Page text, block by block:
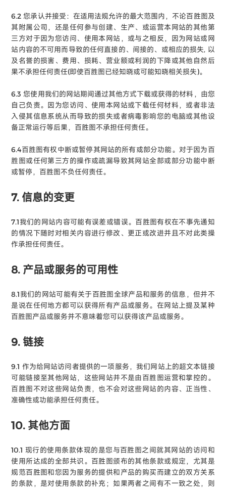
6.2 您承认并接受：在适用法规允许的最大范围内，不论百胜图及
其附属公司，还是任何参与创建、生产、或运营本网站的其他第
三方对于因为您访问、使用本网站，或与之相反，因为网站或网
站内容的不可用而导致的任何直接的、间接的、或相应的损失, 以
及名誉的损害、费用、损耗、营业额或利润的下降或其他自然后
果不承担任何责任(即使百胜图已经知晓或可能知晓相关损失)。
6.3 您使用我们的网站期间通过其他方式下载或获得的材料，由您
自己负责。因为您访问、使用本网站或下载任何材料，或者非法
入侵其信息系统从而导致的损失或者病毒影响您的电脑或其他设
备正常运行等后果，百胜图不承担任何责任。
6.4百胜图有权中断或暂停其网站的所有或部分功能。对于因为百
胜图或任何第三方的操作或疏漏导致其网站全部或部分功能中断
或暂停，百胜图不负任何责任。
7. 信息的变更
7.1我们的网站内容可能有误差或错误。百胜图有权在不事先通知
的情况下随时对相关内容进行修改、更正或改进并且不对此类操
作承担任何责任。
8. 产品或服务的可用性
8.1我们的网站可能有关于百胜图全球产品和服务的信息，但并不
是说在任何地方都可以获得所有产品或服务。在网站上提及某种
百胜图产品或服务并不意味着您可以获得该产品或服务。
9. 链接
9.1 作为给网站访问者提供的一项服务，我们网站上的超文本链接
可能链接至其他网站，这些网站并不是由百胜图运营和掌控的。
百胜图不对这些网站负责，也不会对这些网站的内容、正当性、
准确性或功能承担任何责任。
10. 其他方面
10.1 现行的使用条款体现的是您与百胜图之间就其网站的访问和
使用所达成的全部共识。百胜图颁布的其他条款或规定，尤其是
规范百胜图和您因为服务的提供和产品的购买而建立的双方关系
的条款，是对使用条款的补充；如果两者之间有不一致之处，则